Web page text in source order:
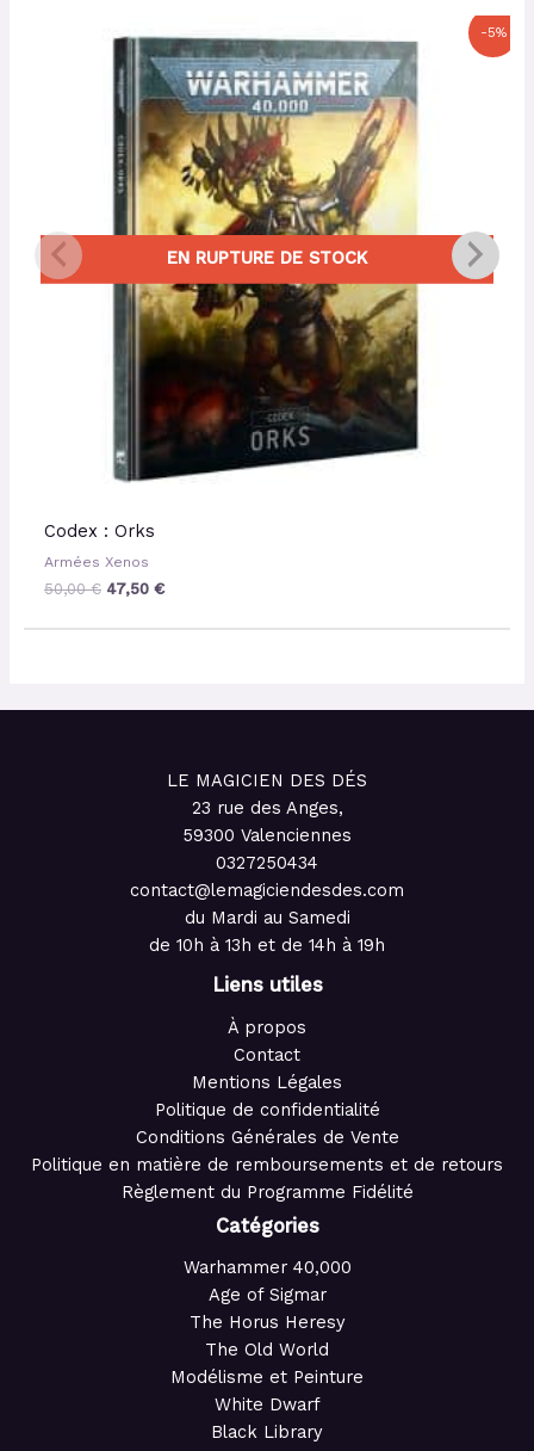
-5%
EN RUPTURE DE STOCK
Codex : Orks
Armées Xenos
50,00€
prix
initial
était :
50,00 €.
47,50€
prix
actuel
est :
47,50 €.
LE MAGICIEN DES DÉS
23 rue des Anges,
59300 Valenciennes
0327250434
contact@lemagiciendesdes.com
du Mardi au Samedi
de 10h à 13h et de 14h à 19h
Liens utiles
À propos
Contact
Mentions Légales
Politique de confidentialité
Conditions Générales de Vente
Politique en matière de remboursements et de retours
Règlement du Programme Fidélité
Catégories
Warhammer 40,000
Age of Sigmar
The Horus Heresy
The Old World
Modélisme et Peinture
White Dwarf
Black Library